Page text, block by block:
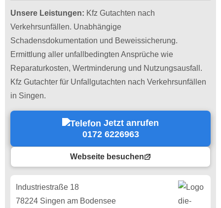
Unsere Leistungen: Kfz Gutachten nach
Verkehrsunfällen. Unabhängige
Schadensdokumentation und Beweissicherung.
Ermittlung aller unfallbedingten Ansprüche wie
Reparaturkosten, Wertminderung und Nutzungsausfall.
Kfz Gutachter für Unfallgutachten nach Verkehrsunfällen
in Singen.
Jetzt anrufen
0172 6226963
Webseite besuchen
Industriestraße 18
78224 Singen am Bodensee